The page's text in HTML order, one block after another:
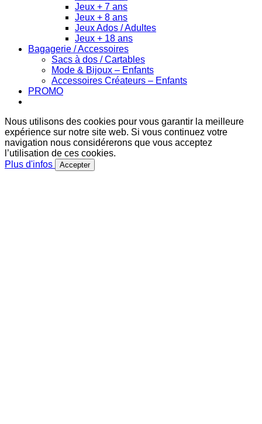
Jeux + 7 ans
Jeux + 8 ans
Jeux Ados / Adultes
Jeux + 18 ans
Bagagerie / Accessoires
Sacs à dos / Cartables
Mode & Bijoux – Enfants
Accessoires Créateurs – Enfants
PROMO
Nous utilisons des cookies pour vous garantir la meilleure
expérience sur notre site web. Si vous continuez votre
navigation nous considérerons que vous acceptez
l’utilisation de ces cookies.
Plus d'infos
Accepter